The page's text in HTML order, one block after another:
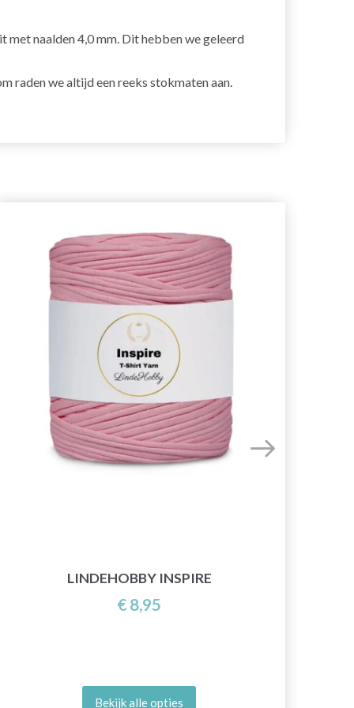
met naalden 4,0 mm. Dit hebben we geleerd
raden we altijd een reeks stokmaten aan.
LINDEHOBBY INSPIRE
€ 8,95
Bekijk alle opties